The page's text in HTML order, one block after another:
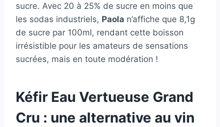
sucre. Avec 20 à 25% de sucre en moins que
les sodas industriels, Paola n’affiche que 8,1g
de sucre par 100ml, rendant cette boisson
irrésistible pour les amateurs de sensations
sucrées, mais en toute modération !
Kéfir Eau Vertueuse Grand
Cru : une alternative au vin